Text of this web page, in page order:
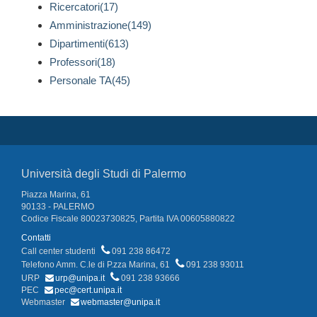
Ricercatori(17)
Amministrazione(149)
Dipartimenti(613)
Professori(18)
Personale TA(45)
Università degli Studi di Palermo
Piazza Marina, 61
90133 - PALERMO
Codice Fiscale 80023730825, Partita IVA 00605880822
Contatti
Call center studenti
091 238 86472
Telefono Amm. C.le di P.zza Marina, 61
091 238 93011
URP
urp@unipa.it
091 238 93666
PEC
pec@cert.unipa.it
Webmaster
webmaster@unipa.it